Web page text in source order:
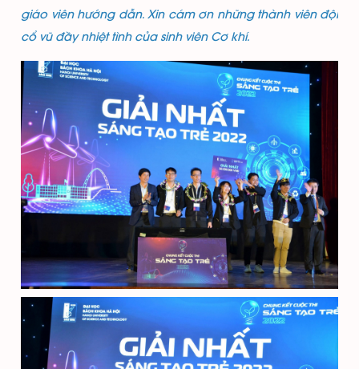
giáo viên hướng dẫn. Xin cám ơn những thành viên đội
cổ vũ đầy nhiệt tình của sinh viên Cơ khí.